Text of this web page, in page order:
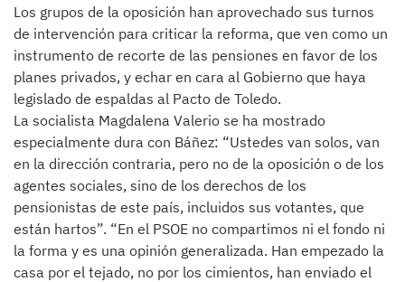
Los grupos de la oposición han aprovechado sus turnos
de intervención para criticar la reforma, que ven como un
instrumento de recorte de las pensiones en favor de los
planes privados, y echar en cara al Gobierno que haya
legislado de espaldas al Pacto de Toledo.
La socialista Magdalena Valerio se ha mostrado
especialmente dura con Báñez: “Ustedes van solos, van
en la dirección contraria, pero no de la oposición o de los
agentes sociales, sino de los derechos de los
pensionistas de este país, incluidos sus votantes, que
están hartos”. “En el PSOE no compartimos ni el fondo ni
la forma y es una opinión generalizada. Han empezado la
casa por el tejado, no por los cimientos, han enviado el